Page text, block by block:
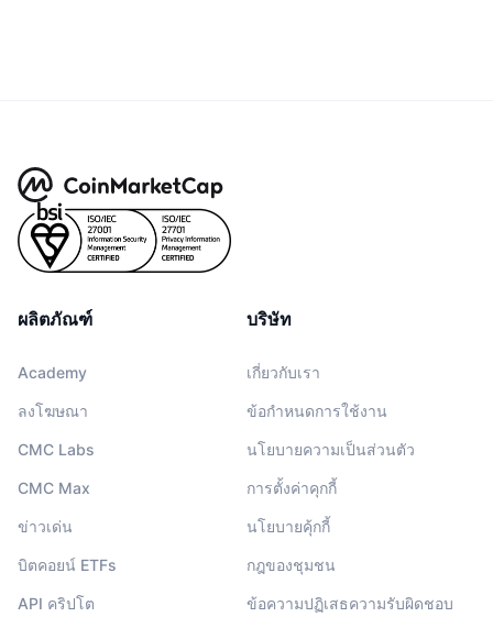
ผลิตภัณฑ์
Academy
ลงโฆษณา
CMC Labs
CMC Max
ข่าวเด่น
บิตคอยน์ ETFs
API คริปโต
บริษัท
เกี่ยวกับเรา
ข้อกำหนดการใช้งาน
นโยบายความเป็นส่วนตัว
การตั้งค่าคุกกี้
นโยบายคุ้กกี้
กฎของชุมชน
ข้อความปฏิเสธความรับผิดชอบ